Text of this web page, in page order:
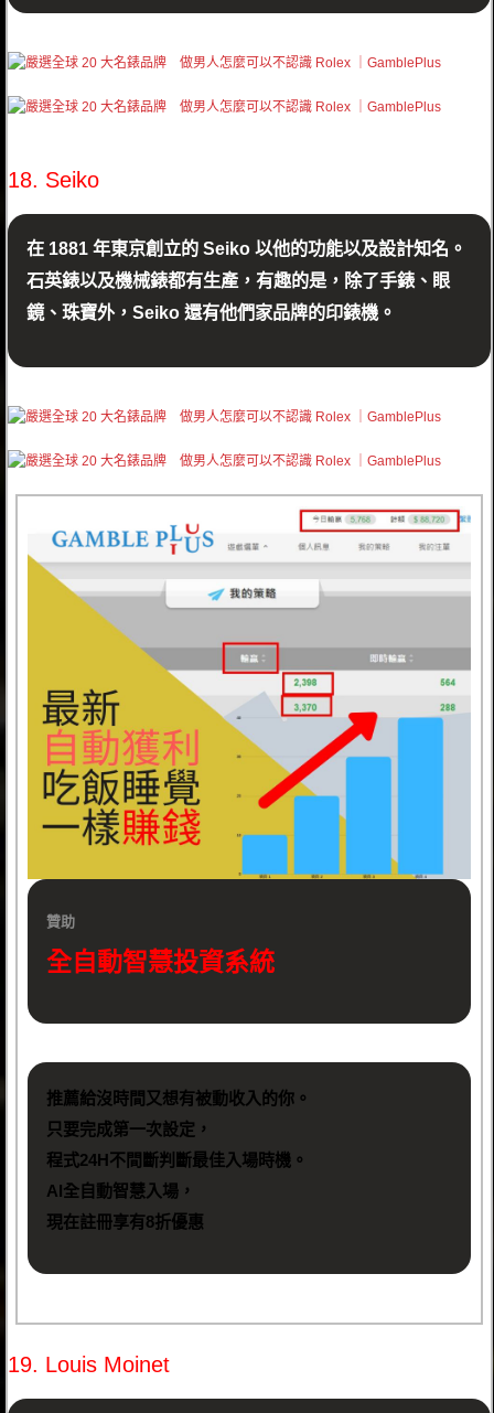
18. Seiko
在 1881 年東京創立的 Seiko 以他的功能以及設計知名。
石英錶以及機械錶都有生產，有趣的是，除了手錶、眼
鏡、珠寶外，Seiko 還有他們家品牌的印錶機。
贊助
全自動智慧投資系統
推薦給沒時間又想有被動收入的你。
只要完成第一次設定，
程式24H不間斷判斷最佳入場時機。
AI全自動智慧入場，
現在註冊享有8折優惠
19. Louis Moinet